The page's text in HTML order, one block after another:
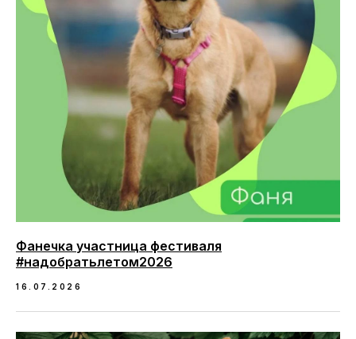
Фанечка участница фестиваля
#надобратьлетом2026
16.07.2026